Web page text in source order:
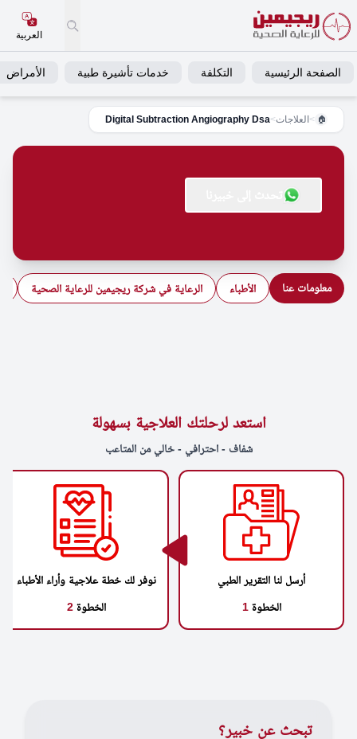
العربية
الصفحة الرئيسية التكلفة خدمات تأشيرة طبية الأمراض
🏠
> العلاجات>
Digital Subtraction Angiography Dsa
معلومات عنا الأطباء الرعاية في شركة ريجيمين للرعاية الصحية
استعد لرحلتك العلاجية بسهولة
شفاف - احترافي - خالي من المتاعب
أرسل لنا التقرير الطبي
الخطوة1
نوفر لك خطة علاجية وأراء الأطباء
الخطوة2
تبحث عن خبير؟